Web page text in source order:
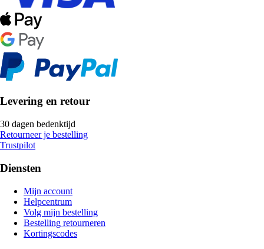
Levering en retour
30 dagen bedenktijd
Retourneer je bestelling
Trustpilot
Diensten
Mijn account
Helpcentrum
Volg mijn bestelling
Bestelling retourneren
Kortingscodes